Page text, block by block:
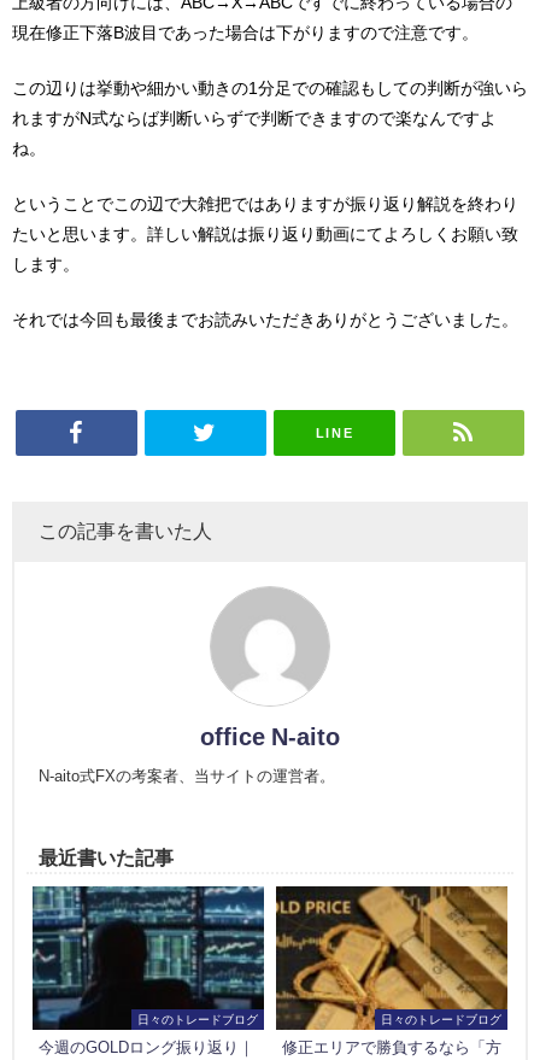
現在修正下落B波目であった場合は下がりますので注意です。
この辺りは挙動や細かい動きの1分足での確認もしての判断が強いら
れますがN式ならば判断いらずで判断できますので楽なんですよ
ね。
ということでこの辺で大雑把ではありますが振り返り解説を終わり
たいと思います。詳しい解説は振り返り動画にてよろしくお願い致
します。
それでは今回も最後までお読みいただきありがとうございました。
LINE
この記事を書いた人
office N-aito
N-aito式FXの考案者、当サイトの運営者。
最近書いた記事
日々のトレードブログ
今週のGOLDロング振り返り｜
日々のトレードブログ
修正エリアで勝負するなら「方